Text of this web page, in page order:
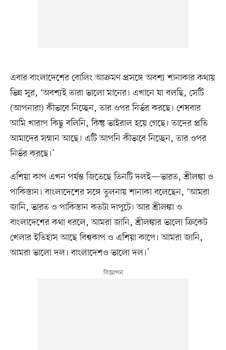
এবার বাংলাদেশের বোলিং আক্রমণ প্রসঙ্গে অবশ্য শানাকার কথায়
ভিন্ন সুর, ‘অবশ্যই তারা ভালো মানের। এখানে যা বলছি, সেটি
(আপনারা) কীভাবে নিচ্ছেন, তার ওপর নির্ভর করছে। শেষবার
আমি খারাপ কিছু বলিনি, কিন্তু ভাইরাল হয়ে গেছে। তাদের প্রতি
আমাদের সম্মান আছে। এটি আপনি কীভাবে নিচ্ছেন, তার ওপর
নির্ভর করছে।’
এশিয়া কাপ এখন পর্যন্ত জিতেছে তিনটি দলই—ভারত, শ্রীলঙ্কা ও
পাকিস্তান। বাংলাদেশের সঙ্গে তুলনায় শানাকা বলেছেন, ‘আমরা
জানি, ভারত ও পাকিস্তান কতটা দাপুটে। আর শ্রীলঙ্কা ও
বাংলাদেশের কথা ধরলে, আমরা জানি, শ্রীলঙ্কার ভালো ক্রিকেট
খেলার ইতিহাস আছে বিশ্বকাপ ও এশিয়া কাপে। আমরা জানি,
আমরা ভালো দল। বাংলাদেশও ভালো দল।’